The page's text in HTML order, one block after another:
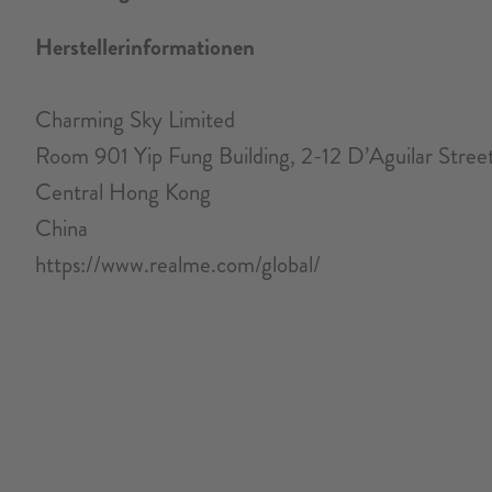
Herstellerinformationen
Charming Sky Limited
Room 901 Yip Fung Building, 2-12 D’Aguilar
Central Hong Kong
China
https://www.realme.com/global/